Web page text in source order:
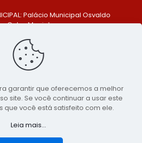
Palácio Municipal Osvaldo
Celso Maciel
do Una - PE. CEP: 553370-128
(81) 99548-1569
- Assessoria de Comunicação da
de São Bento do Una - PE
LumusWeb - Agência Digital
garantir que oferecemos a melhor
site. Se você continuar a usar este
que você está satisfeito com ele.
Leia mais...